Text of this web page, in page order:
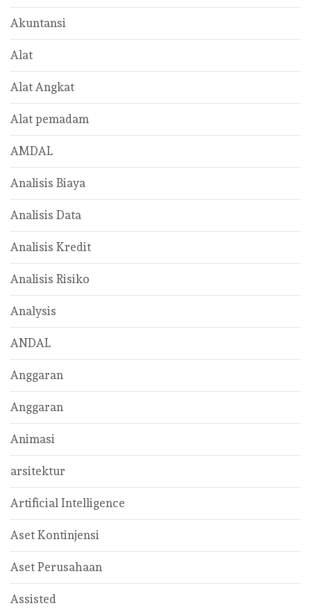
Akuntansi
Alat
Alat Angkat
Alat pemadam
AMDAL
Analisis Biaya
Analisis Data
Analisis Kredit
Analisis Risiko
Analysis
ANDAL
Anggaran
Anggaran
Animasi
arsitektur
Artificial Intelligence
Aset Kontinjensi
Aset Perusahaan
Assisted